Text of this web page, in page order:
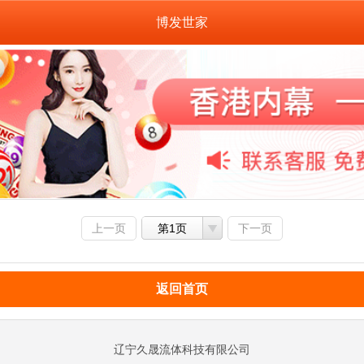
博发世家
上一页 第1页 下一页
返回首页
辽宁久晟流体科技有限公司